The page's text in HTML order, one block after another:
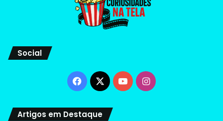
Social
Facebook
X YouTubeInstagram
Artigos em Destaque